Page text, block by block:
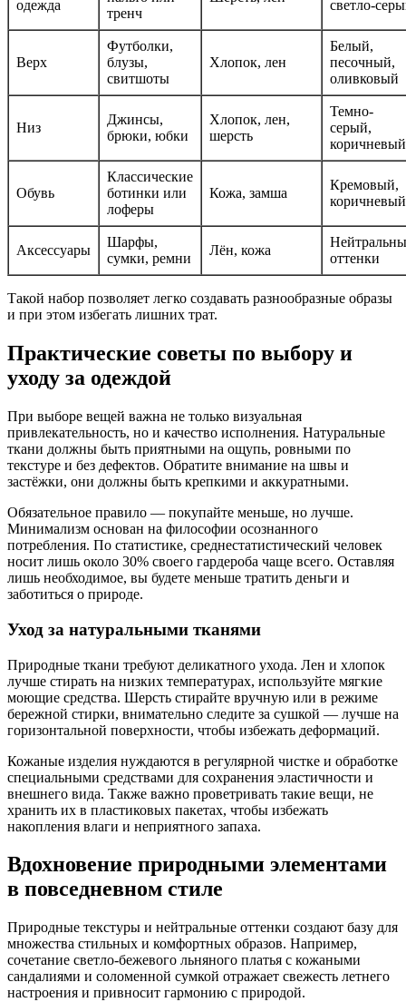
одежда
тренч
светло-
Верх
Футболки,
блузы,
свитшоты
Хлопок, лен
Белый,
песочный,
оливковый
Низ
Джинсы,
брюки, юбки
Хлопок, лен,
шерсть
Темно-
серый,
коричневый
Обувь
Классические
ботинки или
лоферы
Кожа, замша
Кремовый,
коричневый
Аксессуары
Шарфы,
сумки, ремни
Лён, кожа
оттенки
Такой набор позволяет легко создавать разнообразные образы
и при этом избегать лишних трат.
Практические советы по выбору и
уходу за одеждой
При выборе вещей важна не только визуальная
привлекательность, но и качество исполнения. Натуральные
ткани должны быть приятными на ощупь, ровными по
текстуре и без дефектов. Обратите внимание на швы и
застёжки, они должны быть крепкими и аккуратными.
Обязательное правило — покупайте меньше, но лучше.
Минимализм основан на философии осознанного
потребления. По статистике, среднестатистический человек
носит лишь около 30% своего гардероба чаще всего. Оставляя
лишь необходимое, вы будете меньше тратить деньги и
заботиться о природе.
Уход за натуральными тканями
Природные ткани требуют деликатного ухода. Лен и хлопок
лучше стирать на низких температурах, используйте мягкие
моющие средства. Шерсть стирайте вручную или в режиме
бережной стирки, внимательно следите за сушкой — лучше на
горизонтальной поверхности, чтобы избежать деформаций.
Кожаные изделия нуждаются в регулярной чистке и обработке
специальными средствами для сохранения эластичности и
внешнего вида. Также важно проветривать такие вещи, не
хранить их в пластиковых пакетах, чтобы избежать
накопления влаги и неприятного запаха.
Вдохновение природными элементами
в повседневном стиле
Природные текстуры и нейтральные оттенки создают базу для
множества стильных и комфортных образов. Например,
сочетание светло-бежевого льняного платья с кожаными
сандалиями и соломенной сумкой отражает свежесть летнего
настроения и привносит гармонию с природой.